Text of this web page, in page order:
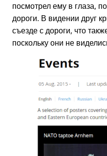
посмотрел ему в глаза,
дороги. В видении друг
съезде с дороги, что
поскольку они не